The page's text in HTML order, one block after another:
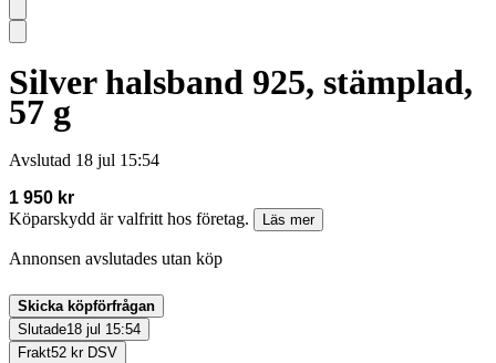
Silver halsband 925, stämplad,
57 g
Avslutad 18 jul 15:54
1 950 kr
Köparskydd är valfritt hos företag.
Läs mer
Annonsen avslutades utan köp
Skicka köpförfrågan
Slutade18 jul 15:54
Frakt52 kr DSV